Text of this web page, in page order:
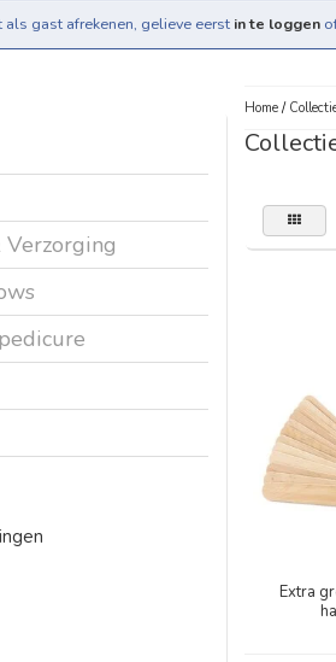
als gast afrekenen, gelieve eerst in te loggen
Verzorging
Home/
Extra